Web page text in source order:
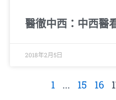
醫徹中西：中西醫
2018年2月5日
1 ... 15 16